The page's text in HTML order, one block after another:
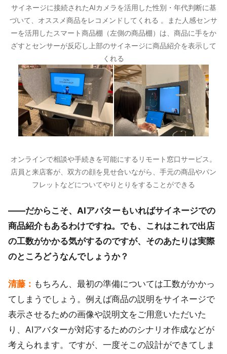
サイネージに接続されたAIカメラを活用した性別・年代判断に基
づいて、オススメ商品をレコメンドしてくれる 。また人感センサ
ーを活用したスマート商品棚（左側の商品棚）は、商品に手をか
ざすとセンサーが反応し上部のサイネージに商品紹介を表示して
くれる
オンラインで相談や手続きを可能にするリモート窓口サービス。
店員と来店客が、双方の顔を見せ合いながら、手元の商品やパン
フレットなどについてやりとりをすることができる
――だからこそ、AIアバターもいればサイネージでの
商品紹介もあるわけですね。でも、これはこれで出店
の工数がかかる気がするのですが、そのあたりは実際
のところどうなんでしょうか？
清藤： もちろん、最初の準備については工数がかかっ
てしまうでしょう。例えば商品の説明をサイネージで
表示させるための画像や説明文をご用意いただいた
り、AIアバターが対応するためのシナリオ作成などが
考えられます。ですが、一度そこの設計ができてしま